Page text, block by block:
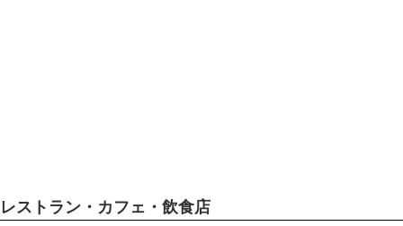
レストラン・カフェ・飲食店